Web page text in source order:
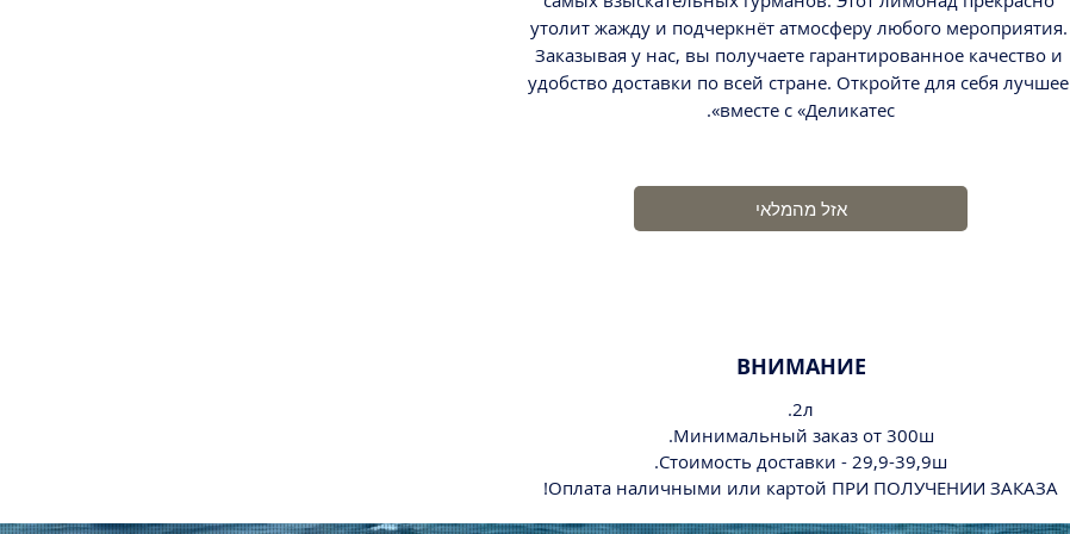
утолит жажду и подчеркнёт атмосферу любого мероприятия.
Заказывая у нас, вы получаете гарантированное качество и
удобство доставки по всей стране. Откройте для себя лучшее
вместе с «Деликатес».
אזל מהמלאי
ВНИМАНИЕ
2л.
Минимальный заказ от 300ш.
Стоимость доставки - 29,9-39,9ш.
Оплата наличными или картой ПРИ ПОЛУЧЕНИИ ЗАКАЗА!